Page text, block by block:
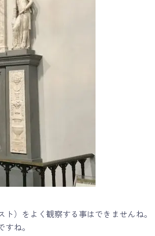
）をよく観察する事はできませんね。
ね。